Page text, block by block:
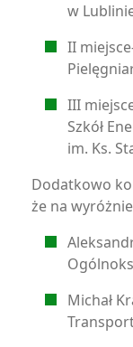
w
II
III
Szkół
im. Ks.
Dodatkowo
że na
Michał